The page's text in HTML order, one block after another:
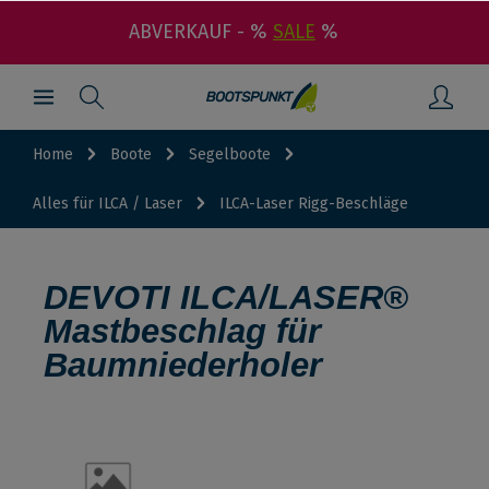
ABVERKAUF - % SALE %
Home Boote Segelboote
Alles für ILCA / Laser ILCA-Laser Rigg-Beschläge
DEVOTI ILCA/LASER®
Mastbeschlag für
Baumniederholer